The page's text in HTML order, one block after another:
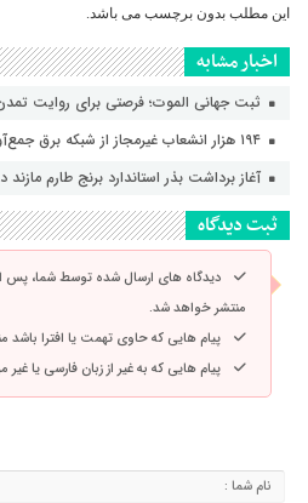
این مطلب بدون برچسب می باشد.
اخبار مشابه
ثبت جهانی الموت؛ فرصتی برای روایت
آغاز برداشت بذر استاندارد برنج طارم مازند
ثبت دیدگاه
دیدگاه های ارسال شده توسط شما، پس
منتشر خواهد شد.
پیام هایی که حاوی تهمت یا افترا باشد
پیام هایی که به غیر از زبان فارسی یا